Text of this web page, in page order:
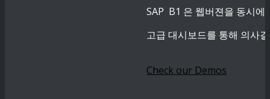
SAP B1 은 웹버젼을 동시에
고급 대시보드를 통해 의사
Check our Demos